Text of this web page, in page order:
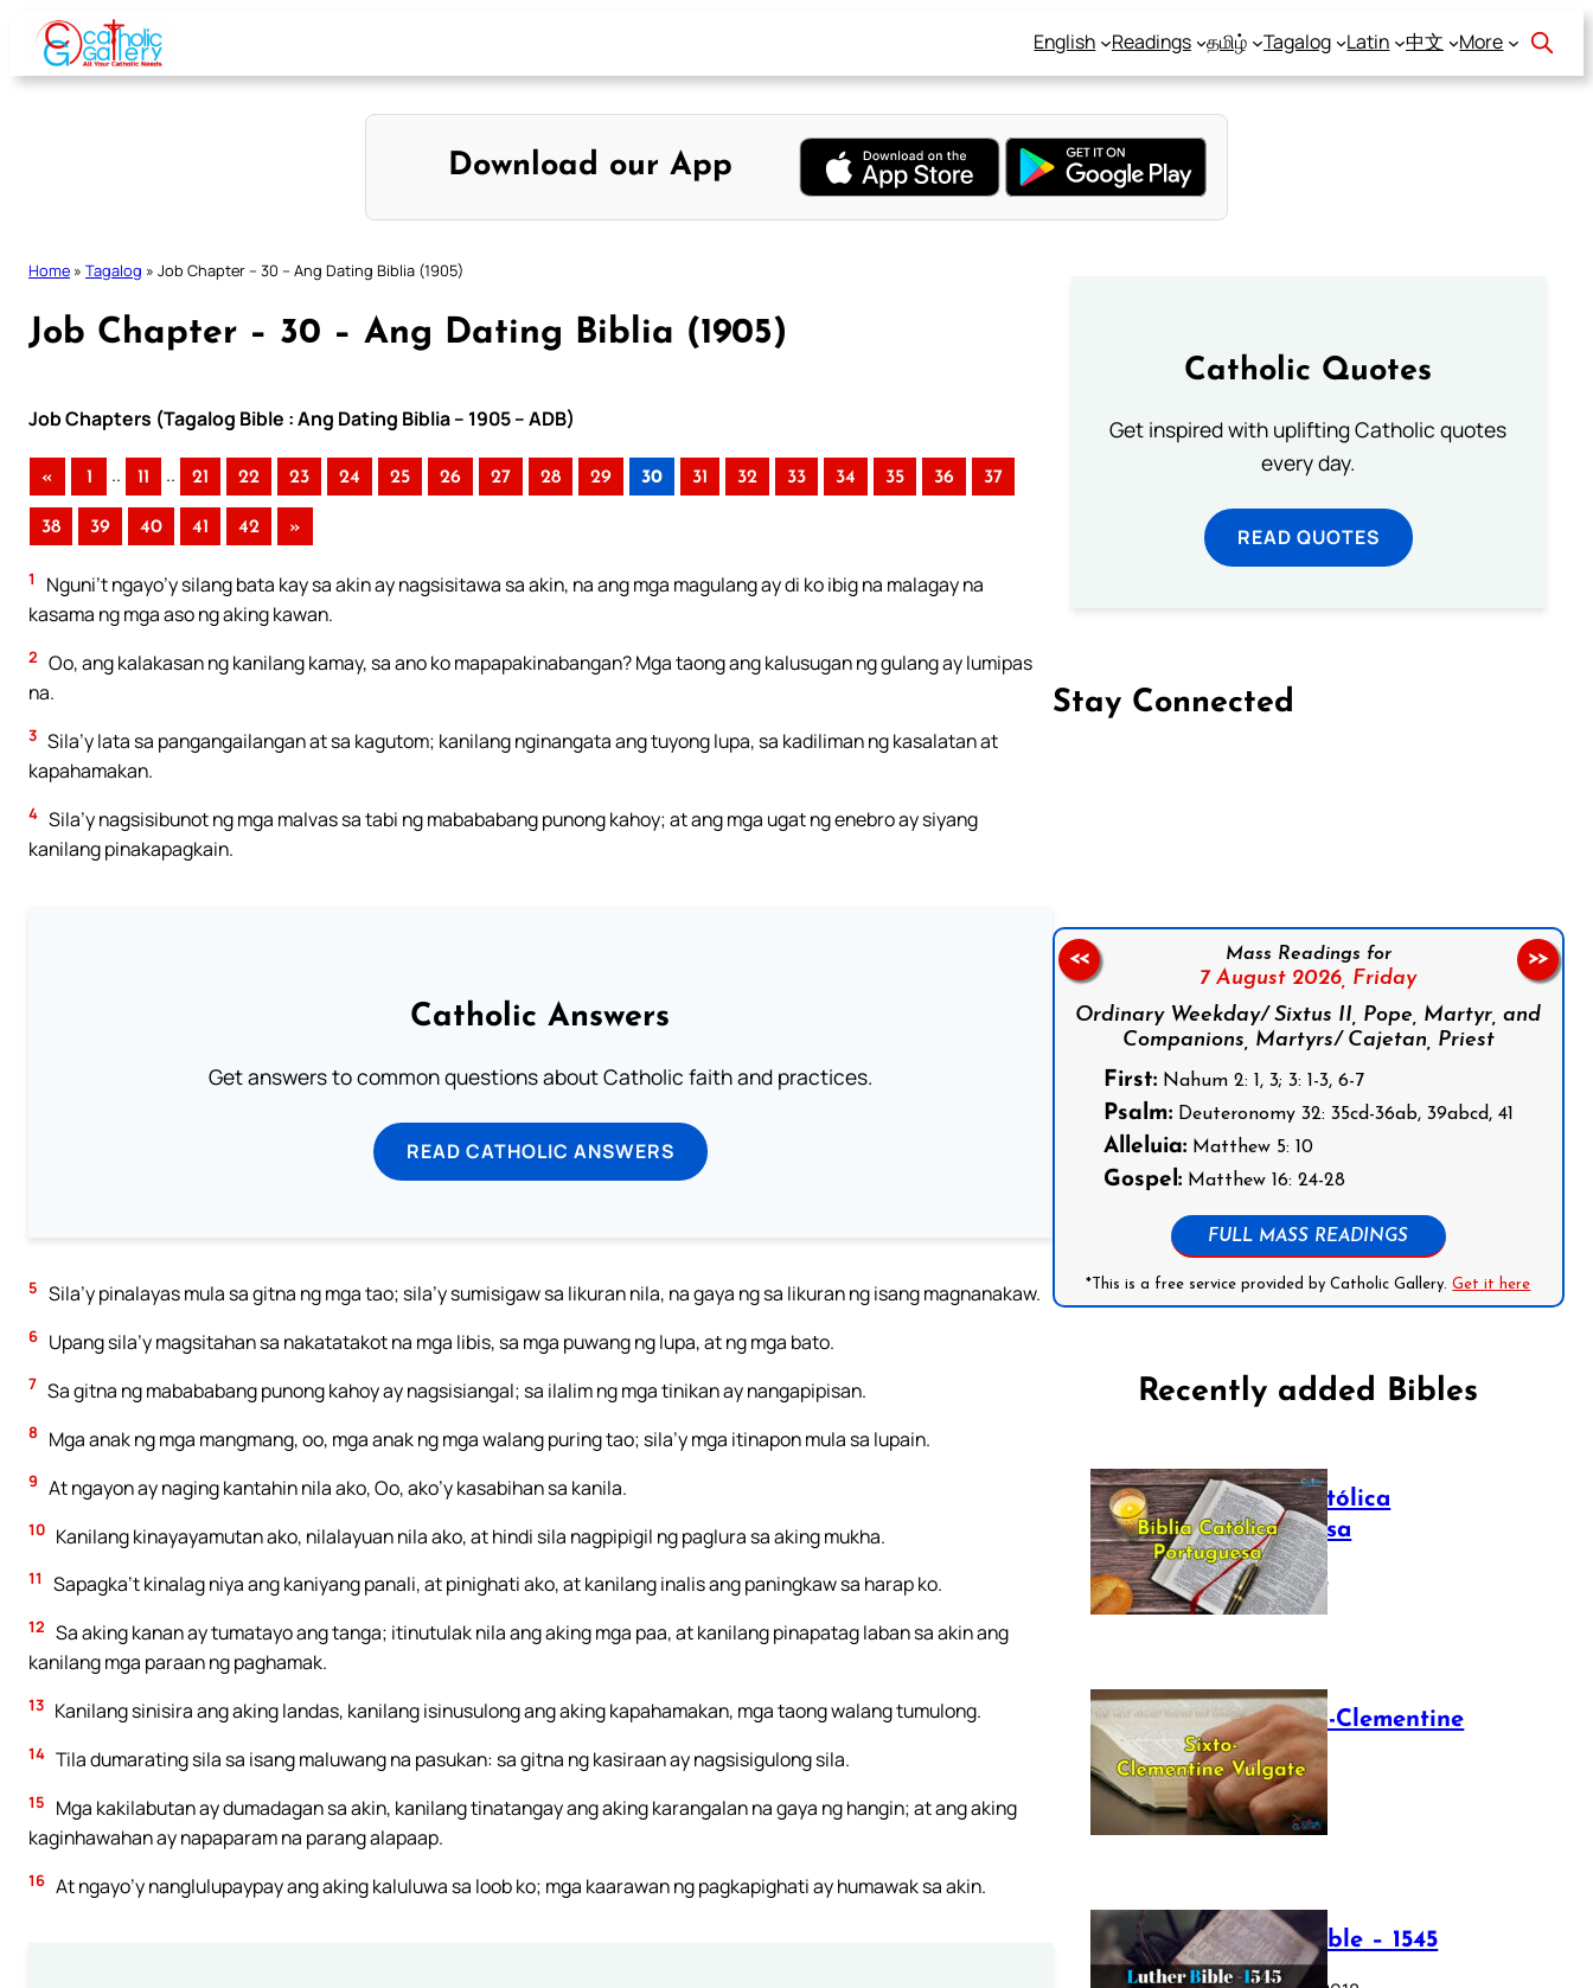
Skip
content
English Readings தமிழ் Tagalog Latin 中文 More
Download our App
Home » Tagalog » Job Chapter – 30 – Ang Dating Biblia (1905)
Job Chapter – 30 – Ang Dating Biblia (1905)
Job Chapters (Tagalog Bible : Ang Dating Biblia – 1905 – ADB)
« 1 .. 11 .. 21 22 23 24 25 26 27 28 29 30 31 32 33 34 35 36 37
38 39 40 41 42 »
1
Nguni’t ngayo’y silang bata kay sa akin ay nagsisitawa sa akin, na ang mga magulang ay di ko ibig na malagay na
kasama ng mga aso ng aking kawan.
2 Oo, ang kalakasan ng kanilang kamay, sa ano ko mapapakinabangan? Mga taong ang kalusugan ng gulang ay lumipas
na.
3 Sila’y lata sa pangangailangan at sa kagutom; kanilang nginangata ang tuyong lupa, sa kadiliman ng kasalatan at
kapahamakan.
4 Sila’y nagsisibunot ng mga malvas sa tabi ng mabababang punong kahoy; at ang mga ugat ng enebro ay siyang
kanilang pinakapagkain.
Catholic Answers
Get answers to common questions about Catholic faith and practices.
READ CATHOLIC ANSWERS
5 Sila’y pinalayas mula sa gitna ng mga tao; sila’y sumisigaw sa likuran nila, na gaya ng sa likuran ng isang magnanakaw.
6 Upang sila’y magsitahan sa nakatatakot na mga libis, sa mga puwang ng lupa, at ng mga bato.
7 Sa gitna ng mabababang punong kahoy ay nagsisiangal; sa ilalim ng mga tinikan ay nangapipisan.
8 Mga anak ng mga mangmang, oo, mga anak ng mga walang puring tao; sila’y mga itinapon mula sa lupain.
9 At ngayon ay naging kantahin nila ako, Oo, ako’y kasabihan sa kanila.
10 Kanilang kinayayamutan ako, nilalayuan nila ako, at hindi sila nagpipigil ng paglura sa aking mukha.
11 Sapagka’t kinalag niya ang kaniyang panali, at pinighati ako, at kanilang inalis ang paningkaw sa harap ko.
12 Sa aking kanan ay tumatayo ang tanga; itinutulak nila ang aking mga paa, at kanilang pinapatag laban sa akin ang
kanilang mga paraan ng paghamak.
13 Kanilang sinisira ang aking landas, kanilang isinusulong ang aking kapahamakan, mga taong walang tumulong.
14 Tila dumarating sila sa isang maluwang na pasukan: sa gitna ng kasiraan ay nagsisigulong sila.
15
Mga kakilabutan ay dumadagan sa akin, kanilang tinatangay ang aking karangalan na gaya ng hangin; at ang aking
kaginhawahan ay napaparam na parang alapaap.
16 At ngayo’y nanglulupaypay ang aking kaluluwa sa loob ko; mga kaarawan ng pagkapighati ay humawak sa akin.
Catholic Quotes
Get inspired with uplifting Catholic quotes
every day.
READ QUOTES
Stay Connected
Mass Readings for
7 August 2026, Friday
Ordinary Weekday/ Sixtus II, Pope, Martyr, and
Companions, Martyrs/ Cajetan, Priest
First:Nahum 2: 1, 3; 3: 1-3, 6-7
Psalm:Deuteronomy 32: 35cd-36ab, 39abcd, 41
Alleluia:Matthew 5: 10
Gospel:Matthew 16: 24-28
FULL MASS READINGS
*This is a free service provided by Catholic Gallery.Get it here
<< >>
Recently added Bibles
Bíblia Católica
Portuguesa
July 16, 2025
The Sixto-Clementine
Vulgate
July 12, 2025
Luther Bible – 1545